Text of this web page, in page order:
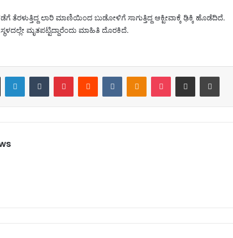
ಲಾರಿ ಮಾಣಿಯಿಂದ ಬುಡೋಳಿಗೆ ಸಾಗುತ್ತಿದ್ದ ಆಕ್ಟೀವಾಕ್ಕೆ ಢಿಕ್ಕಿ ಹೊಡೆದಿದೆ.
ಮೃತಪಟ್ಟಿದ್ದಾರೆಂದು ಮಾಹಿತಿ ದೊರಕಿದೆ.
X LinkedIn VKontakte